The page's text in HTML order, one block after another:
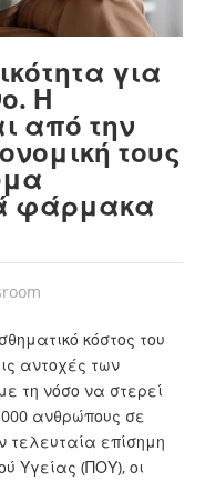
για
Η
από την
τους
φάρμακα
κόστος του
αντοχές των
τη νόσο να στερεί
ανθρώπους σε
επίσημη
Υγείας (ΠΟΥ), οι